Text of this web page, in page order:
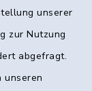
unserer
zur Nutzung
abgefragt.
unseren